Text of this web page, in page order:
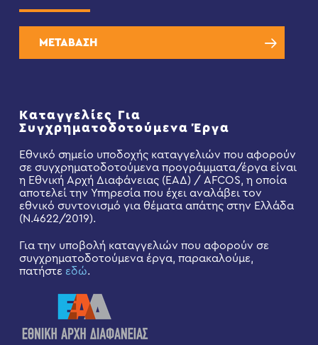
ΜΕΤΑΒΑΣΗ
Καταγγελίες Για
Συγχρηματοδοτούμενα Έργα
Εθνικό σημείο υποδοχής καταγγελιών που αφορούν
σε συγχρηματοδοτούμενα προγράμματα/έργα είναι
η Εθνική Αρχή Διαφάνειας (ΕΑΔ) / AFCOS, η οποία
αποτελεί την Υπηρεσία που έχει αναλάβει τον
εθνικό συντονισμό για θέματα απάτης στην Ελλάδα
(Ν.4622/2019).
Για την υποβολή καταγγελιών που αφορούν σε
συγχρηματοδοτούμενα έργα, παρακαλούμε,
πατήστε εδώ.